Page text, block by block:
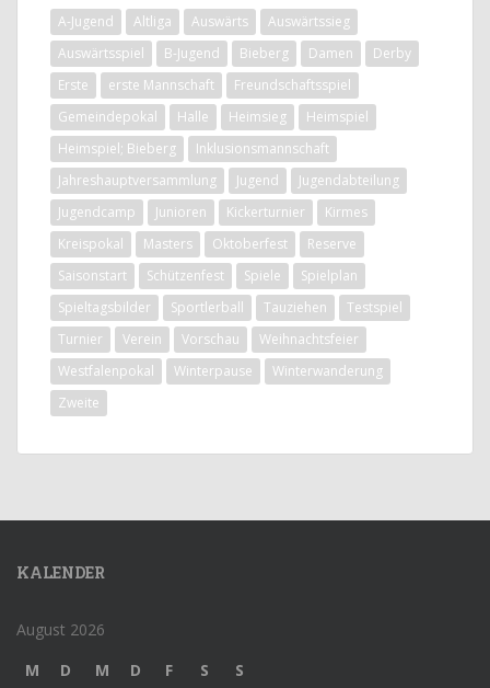
A-Jugend Altliga Auswärts
Auswärtssieg
Auswärtsspiel
B-Jugend Bieberg Damen
Derby
Erste
erste Mannschaft
Freundschaftsspiel
Gemeindepokal
Halle Heimsieg
Heimspiel
Heimspiel; Bieberg
Inklusionsmannschaft
Jahreshauptversammlung
Jugend
Jugendabteilung
Jugendcamp
Junioren Kickerturnier
Kirmes
Kreispokal
Masters Oktoberfest
Reserve
Saisonstart
Schützenfest Spiele
Spielplan
Spieltagsbilder
Sportlerball Tauziehen
Testspiel
Turnier
Verein Vorschau
Weihnachtsfeier
Westfalenpokal
Winterpause
Winterwanderung
Zweite
KALENDER
August 2026
M
D M D F S
S